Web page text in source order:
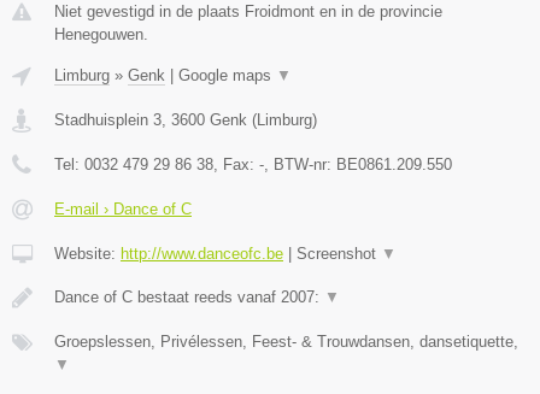
Niet gevestigd in de plaats Froidmont en in de provincie
Henegouwen.
Limburg » Genk | Google maps ▼
Stadhuisplein 3 3600 Genk (Limburg)
Tel: 0032 479 29 86 38 , Fax: - , BTW-nr: BE0861.209.550
E-mail › Dance of C
Website: http://www.danceofc.be | Screenshot ▼
Dance of C bestaat reeds vanaf 2007: ▼
Groepslessen, Privélessen, Feest- & Trouwdansen, dansetiquette,
▼